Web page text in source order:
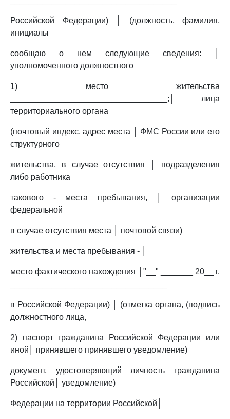
Российской Федерации) │ (должность, фамилия,
инициалы
сообщаю о нем следующие сведения: │
уполномоченного должностного
1) место жительства
__________________________________;│ лица
территориального органа
(почтовый индекс, адрес места │ ФМС России или его
структурного
жительства, в случае отсутствия │ подразделения
либо работника
такового - места пребывания, │ организации
федеральной
в случае отсутствия места │ почтовой связи)
жительства и места пребывания - │
место фактического нахождения │"__" _______ 20__ г.
в Российской Федерации) │ (отметка органа, (подпись
должностного лица,
2) паспорт гражданина Российской Федерации или
иной│ принявшего принявшего уведомление)
документ, удостоверяющий личность гражданина
Российской│ уведомление)
Федерации на территории Российской│